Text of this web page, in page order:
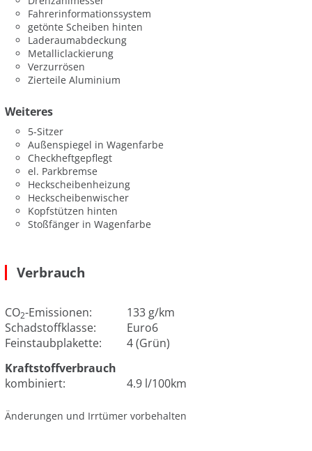
Fahrerinformationssystem
getönte Scheiben hinten
Laderaumabdeckung
Metalliclackierung
Verzurrösen
Zierteile Aluminium
Weiteres
5-Sitzer
Außenspiegel in Wagenfarbe
Checkheftgepflegt
el. Parkbremse
Heckscheibenheizung
Heckscheibenwischer
Kopfstützen hinten
Stoßfänger in Wagenfarbe
Verbrauch
CO2-Emissionen:
133 g/km
Schadstoffklasse:
Euro6
Feinstaubplakette:
4 (Grün)
Kraftstoffverbrauch
kombiniert:
4.9 l/100km
Änderungen und Irrtümer vorbehalten